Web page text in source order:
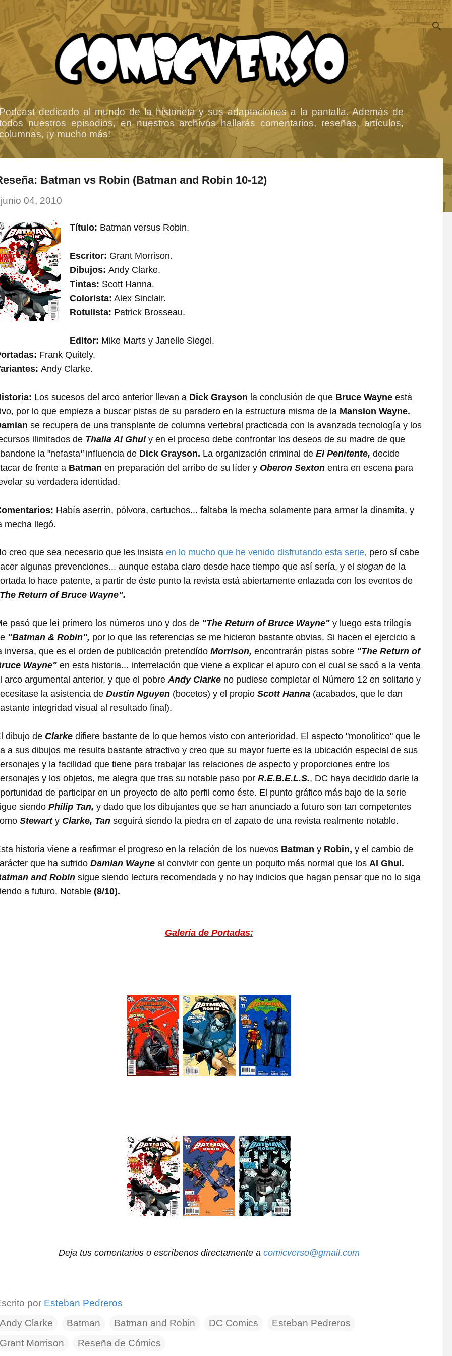
Ir al contenido principal
dedicado al mundo de la historieta y sus adaptaciones a la pantalla. Además de
nuestros episodios, en nuestros archivos hallarás comentarios, reseñas, artículos,
¡y mucho más!
Batman vs Robin (Batman and Robin 10-12)
junio 04, 2010
Título: Batman versus Robin.
Escritor: Grant Morrison.
Dibujos: Andy Clarke.
Tintas: Scott Hanna.
Colorista: Alex Sinclair.
Rotulista: Patrick Brosseau.
Editor: Mike Marts y Janelle Siegel.
Frank Quitely.
Andy Clarke.
Los sucesos del arco anterior llevan a Dick Grayson la conclusión de que Bruce Wayne está
por lo que empieza a buscar pistas de su paradero en la estructura misma de la Mansion Wayne.
se recupera de una transplante de columna vertebral practicada con la avanzada tecnología y los
ilimitados de Thalia Al Ghuly en el proceso debe confrontar los deseos de su madre de que
la "nefasta"influencia de Dick Grayson. La organización criminal de El Penitente, decide
de frente a Batman en preparación del arribo de su líder y Oberon Sexton entra en escena para
su verdadera identidad.
Había aserrín, pólvora, cartuchos... faltaba la mecha solamente para armar la dinamita, y
mecha llegó.
creo que sea necesario que les insista en lo mucho que he venido disfrutando esta serie, pero sí cabe
algunas prevenciones... aunque estaba claro desde hace tiempo que así sería, y el slogan de la
lo hace patente, a partir de éste punto la revista está abiertamente enlazada con los eventos de
Return of Bruce Wayne".
pasó que leí primero los números uno y dos de "The Return of Bruce Wayne" y luego esta trilogía
"Batman & Robin", por lo que las referencias se me hicieron bastante obvias. Si hacen el ejercicio a
inversa, que es el orden de publicación pretendído Morrison, encontrarán pistas sobre "The Return of
Wayne" en esta historia... interrelación que viene a explicar el apuro con el cual se sacó a la venta
arco argumental anterior, y que el pobreAndy Clarke no pudiese completar el Número 12 en solitario y
la asistencia de Dustin Nguyen (bocetos) y el propio Scott Hanna (acabados, que le dan
integridad visual al resultado final).
dibujo de Clarke difiere bastante de lo que hemos visto con anterioridad. El aspecto "monolítico" que le
a sus dibujos me resulta bastante atractivo y creo que su mayor fuerte es la ubicación especial de sus
y la facilidad que tiene para trabajar las relaciones de aspecto y proporciones entre los
y los objetos, me alegra que tras su notable paso por R.E.B.E.L.S., DC haya decidido darle la
de participar en un proyecto de alto perfil como éste. El punto gráfico más bajo de la serie
siendo Philip Tan, y dado que los dibujantes que se han anunciado a futuro son tan competentes
Stewarty Clarke, Tan seguirá siendo la piedra en el zapato de una revista realmente notable.
historia viene a reafirmar el progreso en la relación de los nuevos Batman y Robin, y el cambio de
que ha sufrido Damian Wayne al convivir con gente un poquito más normal que los Al Ghul.
and Robin sigue siendo lectura recomendada y no hay indicios que hagan pensar que no lo siga
a futuro. Notable (8/10).
Galería de Portadas:
Deja tus comentarios o escríbenos directamente a comicverso@gmail.com
por Esteban Pedreros
Andy Clarke
Batman Batman and Robin DC Comics
Esteban Pedreros
Grant Morrison
Reseña de Cómics